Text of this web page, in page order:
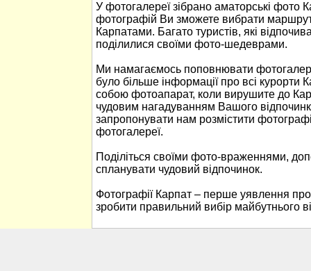
У фотогалереї зібрано аматорські фото
фотографій Ви зможете вибрати
Карпатами. Багато туристів, які
поділилися своїми фото-шедеврами.
Ми намагаємось поповнювати
було більше інформації про всі курорти
собою фотоапарат, коли вирушите до
чудовим нагадуванням Вашого
запропонувати нам розмістити
фотогалереї.
Поділіться своїми фото-враженнями,
спланувати чудовий відпочинок.
Фотографії Карпат – перше уявлення
зробити правильний вибір майбутнього